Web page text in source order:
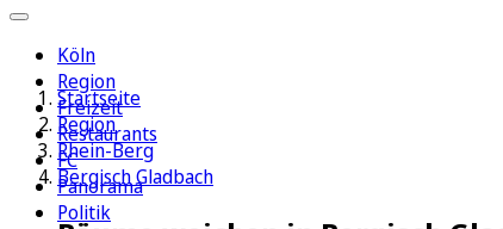
Köln
Region
Freizeit
Restaurants
FC
Panorama
Politik
Startseite
Region
Rhein-Berg
Bergisch Gladbach